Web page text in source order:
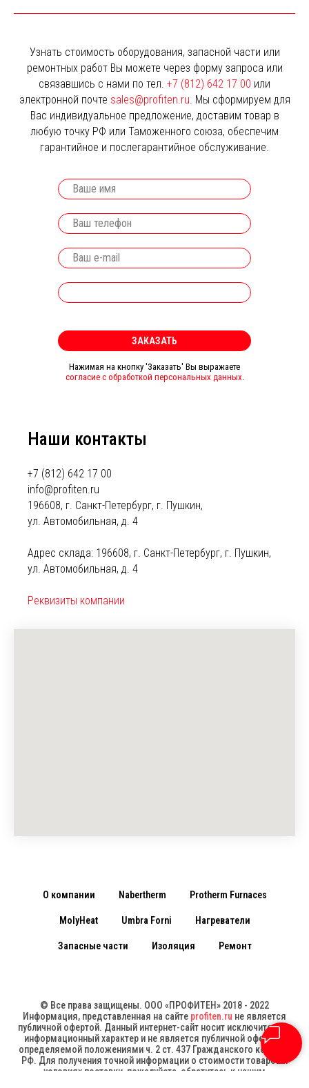
Узнать стоимость оборудования, запасной части или
ремонтных работ Вы можете через форму запроса или
связавшись с нами по тел. +7 (812) 642 17 00 или
электронной почте sales@profiten.ru. Мы сформируем для
Вас индивидуальное предложение, доставим товар в
любую точку РФ или Таможенного союза, обеспечим
гарантийное и послегарантийное обслуживание.
ЗАКАЗАТЬ
Нажимая на кнопку 'Заказать' Вы выражаете
согласие с обработкой персональных данных
Наши контакты
+7 (812) 642 17 00
info@profiten.ru
196608, г. Санкт-Петербург, г. Пушкин,
ул. Автомобильная, д. 4
Адрес склада: 196608, г. Санкт-Петербург, г. Пушкин,
ул. Автомобильная, д. 4
Реквизиты компании
О компании Nabertherm Protherm Furnaces
MolyHeat Umbra Forni Нагреватели
Запасные части Изоляция Ремонт
© Все права защищены. ООО «ПРОФИТЕН» 2018 - 2022
Информация, представленная на сайте profiten.ru не является
публичной офертой. Данный интернет-сайт носит исключительно
информационный характер и не является публичной офертой,
определяемой положениями ч. 2 ст. 437 Гражданского кодекса
РФ. Для получения точной информации о стоимости товаров и
условиях поставки, пожалуйста, обратитесь к нашим